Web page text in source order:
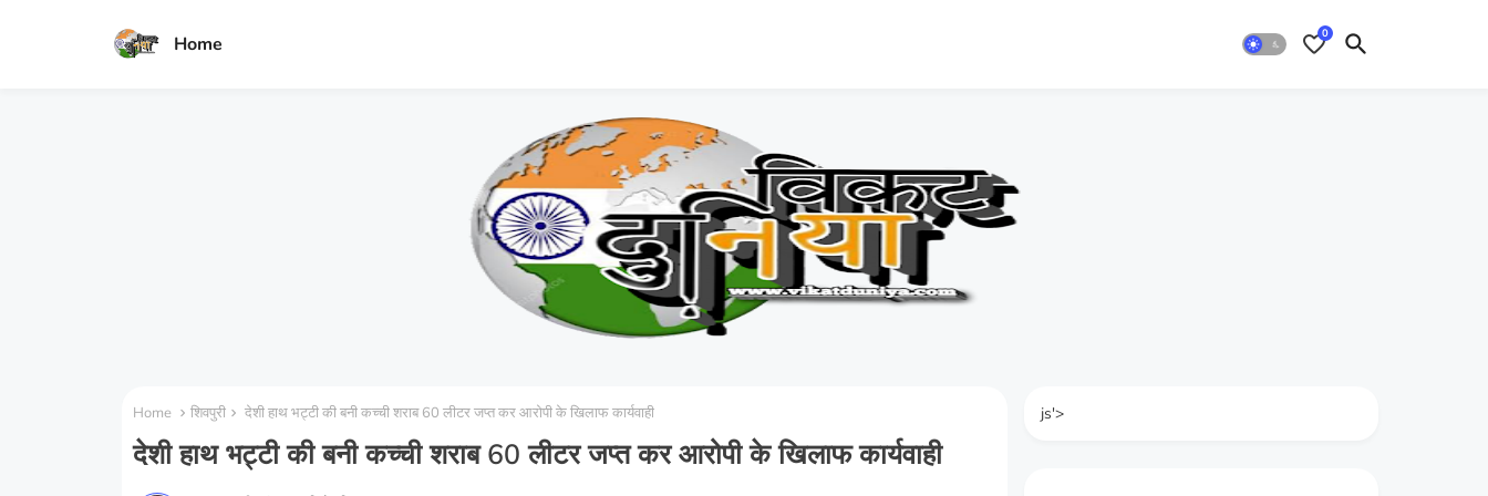
Home 0
Home शिवपुरी देशी हाथ भट्टी की बनी कच्ची शराब 60 लीटर जप्त कर आरोपी के खिलाफ कार्यवाही
देशी हाथ भट्टी की बनी कच्ची शराब 60 लीटर जप्त कर आरोपी के खिलाफ कार्यवाही
js'>